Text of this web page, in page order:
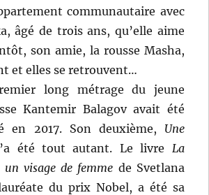
communautaire avec
âgé de trois ans, qu’elle aime
son amie, la rousse Masha,
et elles se retrouvent…
long métrage du jeune
Kantemir Balagov avait été
en 2017. Son deuxième, Une
été tout autant. Le livre La
un visage de femme de Svetlana
du prix Nobel, a été sa